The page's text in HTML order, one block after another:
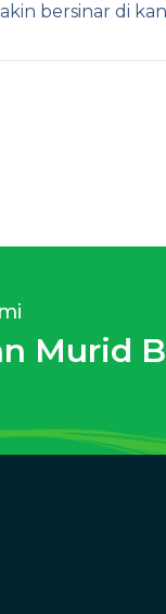
bersinar di
Murid